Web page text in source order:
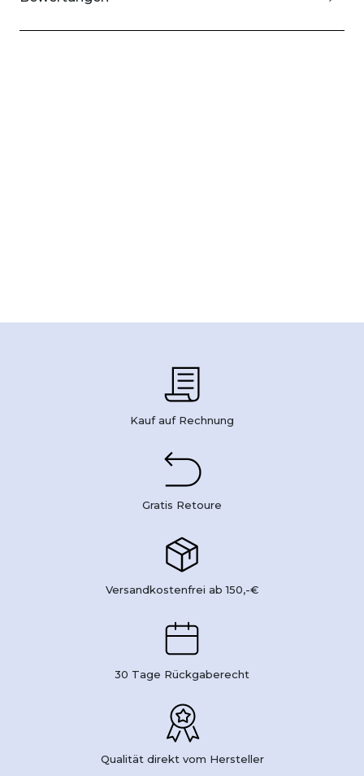
Kauf auf Rechnung
Gratis Retoure
Versandkostenfrei ab 150,-€
30 Tage Rückgaberecht
Qualität direkt vom Hersteller